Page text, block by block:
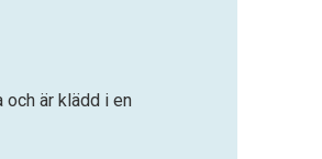
är klädd i en